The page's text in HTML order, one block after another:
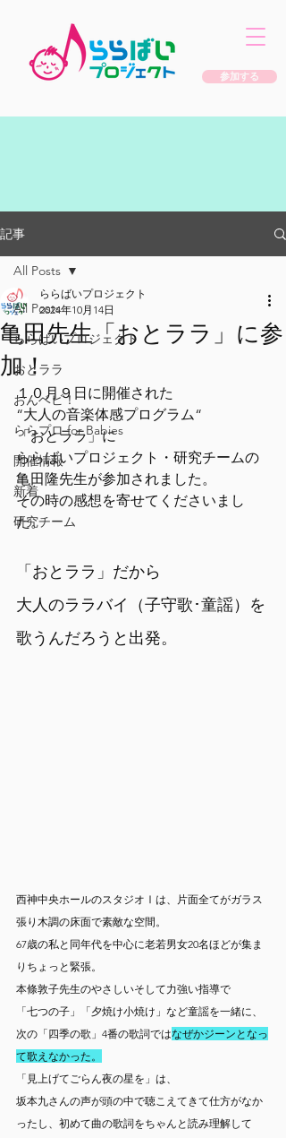
参加する
記事
All Posts
ららばいプロジェクト
おとララ
おんベビ！
ららプロ for Babies
開催情報
新着
研究チーム
All Posts
亀田先生「おとララ」に参
加！
ららばいプロジェクト
2024年10月14日
１０月９日に開催された
“大人の音楽体感プログラム“
「おとララ」に
ららばいプロジェクト・研究チームの
亀田隆先生が参加されました。
その時の感想を寄せてくださいまし
た。
「おとララ」だから
大人のララバイ（子守歌･童謡）を
歌うんだろうと出発。
西神中央ホールのスタジオⅠは、片面全てがガラス
張り木調の床面で素敵な空間。
67歳の私と同年代を中心に老若男女20名ほどが集ま
りちょっと緊張。
本條敦子先生のやさしいそして力強い指導で
「七つの子」「夕焼け小焼け」など童謡を一緒に、
次の「四季の歌」4番の歌詞ではなぜかジーンとなっ
て歌えなかった。
「見上げてごらん夜の星を」は、
坂本九さんの声が頭の中で聴こえてきて仕方がなか
ったし、初めて曲の歌詞をちゃんと読み理解して